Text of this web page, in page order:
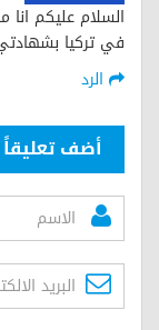
السلام عليكم
في تركيا
الرد
أضف تعليقاً